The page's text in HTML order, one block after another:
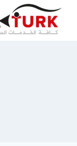
التجاوز
المحتوى